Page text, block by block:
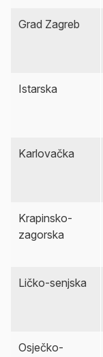
Grad Zagreb
Istarska
Karlovačka
Krapinsko-
zagorska
Ličko-senjska
Osječko-